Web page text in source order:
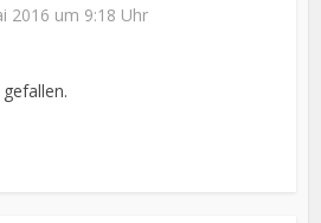
2016 um 9:18 Uhr